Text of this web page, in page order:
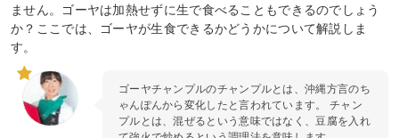
ません。ゴーヤは加熱せずに生で食べることもできるのでしょう
か？ここでは、ゴーヤが生食できるかどうかについて解説しま
す。
ゴーヤチャンプルのチャンプルとは、沖縄方言のち
ゃんぽんから変化したと言われています。 チャン
プルとは、混ぜるという意味ではなく、豆腐を入れ